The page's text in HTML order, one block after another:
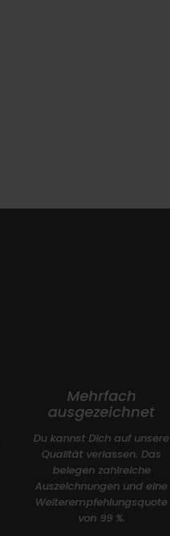
Mehrfach
ausgezeichnet
Du kannst Dich auf unsere
Qualität verlassen. Das
belegen zahlreiche
Auszeichnungen und eine
Weiterempfehlungsquote
von 99 %.